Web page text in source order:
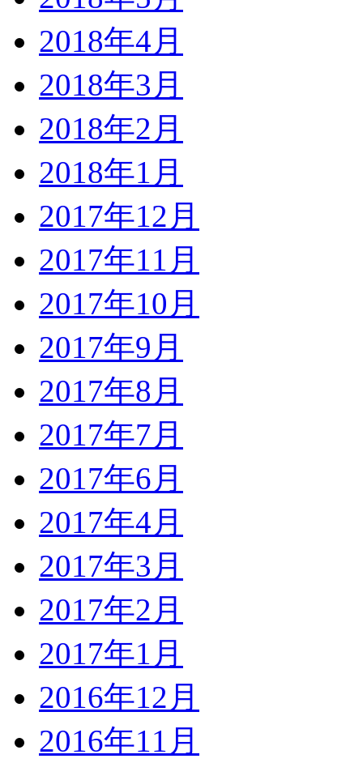
2018年4月
2018年3月
2018年2月
2018年1月
2017年12月
2017年11月
2017年10月
2017年9月
2017年8月
2017年7月
2017年6月
2017年4月
2017年3月
2017年2月
2017年1月
2016年12月
2016年11月